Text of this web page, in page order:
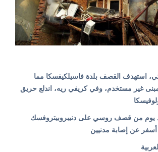
استهدف القصف بلدة فاسيلكيفسكا مما
غير مستخدم، وفي كريفي ريه، اندلع حريق
يوم من قصف روسي على دنيبروبيتروفسك